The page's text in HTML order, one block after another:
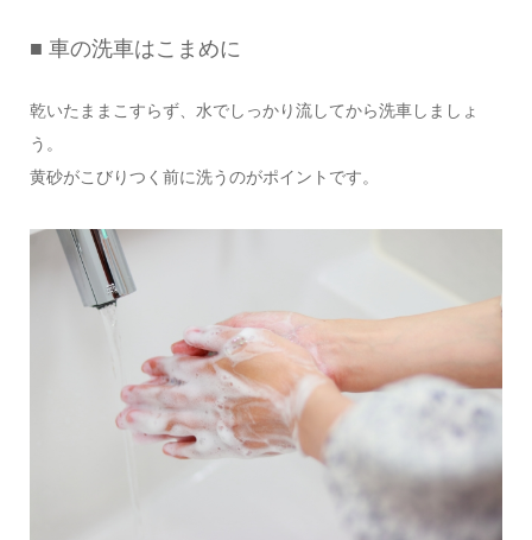
■ 車の洗車はこまめに
乾いたままこすらず、水でしっかり流してから洗車しましょ
う。
黄砂がこびりつく前に洗うのがポイントです。